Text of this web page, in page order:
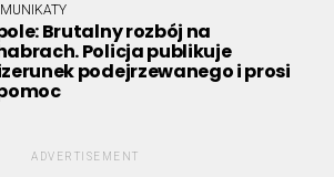
Brutalny rozbój na
Policja publikuje
podejrzewanego i prosi
ADVERTISEMENT